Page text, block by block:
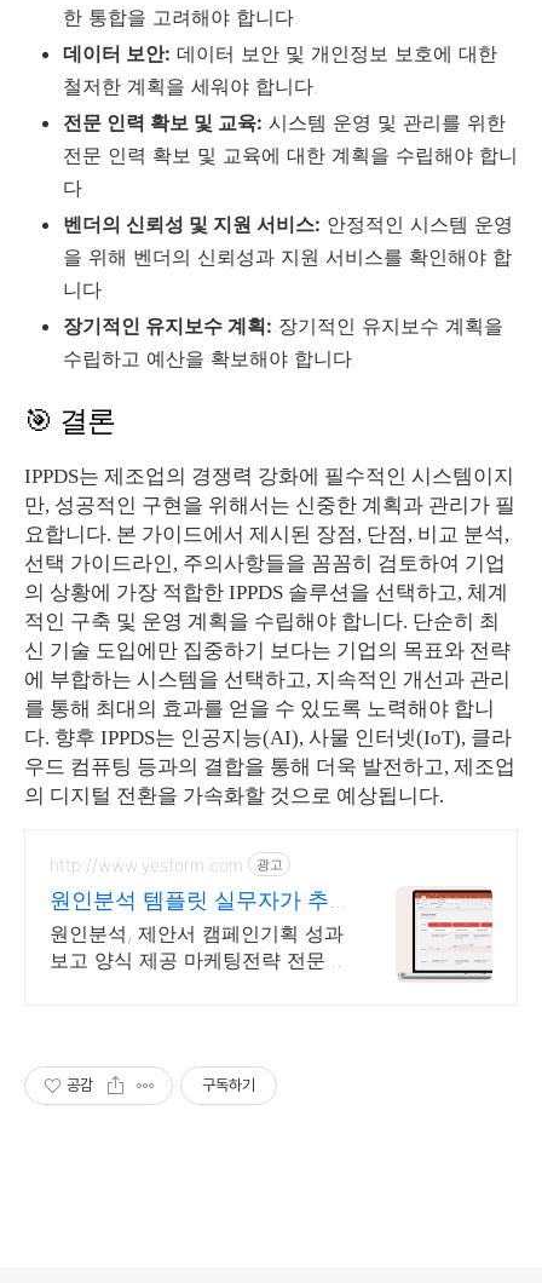
한 통합을 고려해야 합니다.
데이터 보안: 데이터 보안 및 개인정보 보호에 대한
철저한 계획을 세워야 합니다.
전문 인력 확보 및 교육: 시스템 운영 및 관리를 위한
전문 인력 확보 및 교육에 대한 계획을 수립해야 합니
다.
벤더의 신뢰성 및 지원 서비스: 안정적인 시스템 운영
을 위해 벤더의 신뢰성과 지원 서비스를 확인해야 합
니다.
장기적인 유지보수 계획: 장기적인 유지보수 계획을
수립하고 예산을 확보해야 합니다.
🎯 결론
IPPDS는 제조업의 경쟁력 강화에 필수적인 시스템이지
만, 성공적인 구현을 위해서는 신중한 계획과 관리가 필
요합니다. 본 가이드에서 제시된 장점, 단점, 비교 분석,
선택 가이드라인, 주의사항들을 꼼꼼히 검토하여 기업
의 상황에 가장 적합한 IPPDS 솔루션을 선택하고, 체계
적인 구축 및 운영 계획을 수립해야 합니다. 단순히 최
신 기술 도입에만 집중하기 보다는 기업의 목표와 전략
에 부합하는 시스템을 선택하고, 지속적인 개선과 관리
를 통해 최대의 효과를 얻을 수 있도록 노력해야 합니
다. 향후 IPPDS는 인공지능(AI), 사물 인터넷(IoT), 클라
우드 컴퓨팅 등과의 결합을 통해 더욱 발전하고, 제조업
의 디지털 전환을 가속화할 것으로 예상됩니다.
http://www.yesform.com 광고
원인분석 템플릿 실무자가 추
천하는 서식
원인분석, 제안서 캠페인기획 성과
보고 양식 제공 마케팅전략 전문가
공감 구독하기